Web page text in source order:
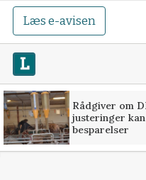
Læs e-avisen
Rådgiver om
justeringer
besparelser